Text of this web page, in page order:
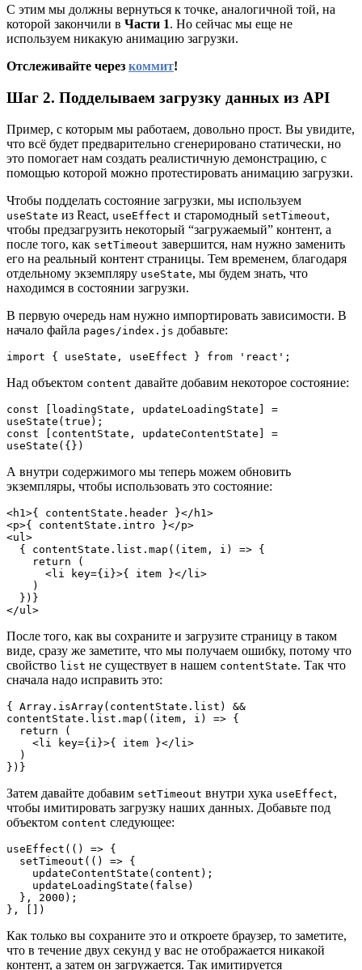
С этим мы должны вернуться к точке, аналогичной той, на
которой закончили в Части 1. Но сейчас мы еще не
используем никакую анимацию загрузки.
Отслеживайте через коммит!
Шаг 2. Подделываем загрузку данных из API
Пример, с которым мы работаем, довольно прост. Вы увидите,
что всё будет предварительно сгенерировано статически, но
это помогает нам создать реалистичную демонстрацию, с
помощью которой можно протестировать анимацию загрузки.
Чтобы подделать состояние загрузки, мы используем
useState из React, useEffect и старомодный setTimeout,
чтобы предзагрузить некоторый “загружаемый” контент, а
после того, как setTimeout завершится, нам нужно заменить
его на реальный контент страницы. Тем временем, благодаря
отдельному экземпляру useState, мы будем знать, что
находимся в состоянии загрузки.
В первую очередь нам нужно импортировать зависимости. В
начало файла pages/index.js добавьте:
import { useState, useEffect } from 'react';
Над объектом content давайте добавим некоторое состояние:
const [loadingState, updateLoadingState] =
useState(true);
const [contentState, updateContentState] =
useState({})
А внутри содержимого мы теперь можем обновить
экземпляры, чтобы использовать это состояние:
<h1>{ contentState.header }</h1>
<p>{ contentState.intro }</p>
<ul>
</ul>
После того, как вы сохраните и загрузите страницу в таком
виде, сразу же заметите, что мы получаем ошибку, потому что
свойство list не существует в нашем contentState. Так что
сначала надо исправить это:
{ Array.isArray(contentState.list) &&
contentState.list.map((item, i) => {
})}
Затем давайте добавим setTimeout внутри хука useEffect,
чтобы имитировать загрузку наших данных. Добавьте под
объектом content следующее:
useEffect(() => {
}, [])
Как только вы сохраните это и откроете браузер, то заметите,
что в течение двух секунд у вас не отображается никакой
контент, а затем он загружается. Так имитируется